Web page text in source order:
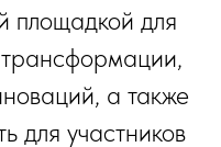
площадкой для
а также
для участников